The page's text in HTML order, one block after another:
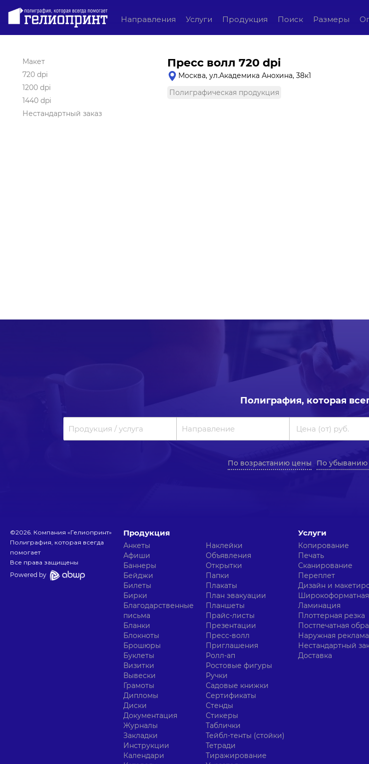
Направления Услуги Продукция Поиск Размеры
Макет
720 dpi
1200 dpi
1440 dpi
Нестандартный заказ
Пресс волл 720 dpi
Москва, ул.Академика Анохина, 38к1
Полиграфическая продукция
Полиграфия, которая
По возрастанию цены По
©2026. Компания «Гелиопринт»
Полиграфия, которая всегда
помогает
Все права защищены
Powered by
Продукция
Анкеты
Афиши
Баннеры
Бейджи
Билеты
Бирки
Благодарственные
письма
Бланки
Блокноты
Брошюры
Буклеты
Визитки
Вывески
Грамоты
Дипломы
Диски
Документация
Журналы
Закладки
Инструкции
Календари
Наклейки
Объявления
Открытки
Папки
Плакаты
План эвакуации
Планшеты
Прайс-листы
Презентации
Пресс-волл
Приглашения
Ролл-ап
Ростовые фигуры
Ручки
Садовые книжки
Сертификаты
Стенды
Стикеры
Таблички
Тейбл-тенты (стойки)
Тетради
Тиражирование
Услуги
Копирование
Печать
Сканирование
Переплет
Дизайн и
Широкоформатная
Ламинация
Плоттерная резка
Постпечатная
Наружная реклама
Нестандартный
Доставка